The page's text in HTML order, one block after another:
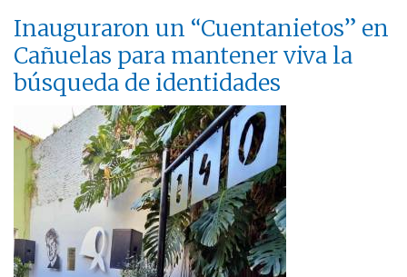
Inauguraron un “Cuentanietos” en
Cañuelas para mantener viva la
búsqueda de identidades